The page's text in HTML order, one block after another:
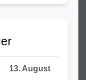
13. August